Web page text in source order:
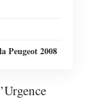
Peugeot 2008